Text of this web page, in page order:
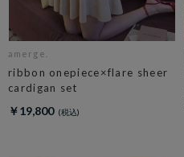
amerge.
ribbon onepiece×flare sheer
cardigan set
￥19,800